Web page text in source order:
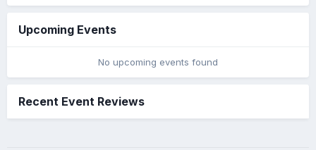
Upcoming Events
No upcoming events found
Recent Event Reviews